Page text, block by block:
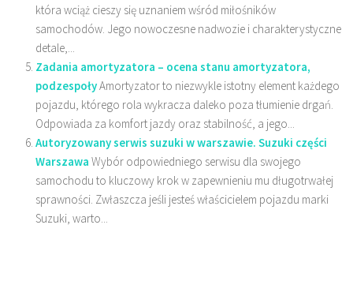
która wciąż cieszy się uznaniem wśród miłośników
samochodów. Jego nowoczesne nadwozie i charakterystyczne
detale,...
Zadania amortyzatora – ocena stanu amortyzatora,
podzespołyAmortyzator to niezwykle istotny element każdego
pojazdu, którego rola wykracza daleko poza tłumienie drgań.
Odpowiada za komfort jazdy oraz stabilność, a jego...
Autoryzowany serwis suzuki w warszawie. Suzuki części
Warszawa Wybór odpowiedniego serwisu dla swojego
samochodu to kluczowy krok w zapewnieniu mu długotrwałej
sprawności. Zwłaszcza jeśli jesteś właścicielem pojazdu marki
Suzuki, warto...